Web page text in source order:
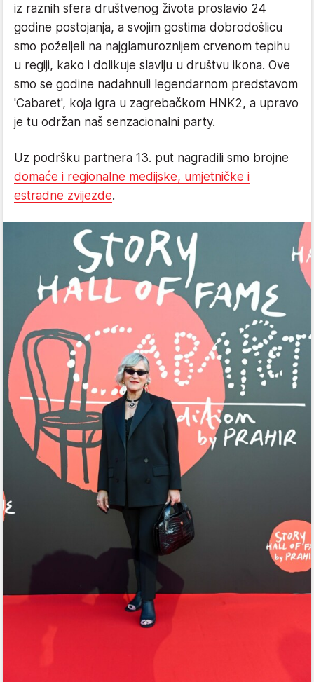
iz raznih sfera društvenog života proslavio 24
godine postojanja, a svojim gostima dobrodošlicu
smo poželjeli na najglamuroznijem crvenom tepihu
u regiji, kako i dolikuje slavlju u društvu ikona. Ove
smo se godine nadahnuli legendarnom predstavom
'Cabaret', koja igra u zagrebačkom HNK2, a upravo
je tu održan naš senzacionalni party.
Uz podršku partnera 13. put nagradili smo brojne
domaće i regionalne medijske, umjetničke i
estradne zvijezde.